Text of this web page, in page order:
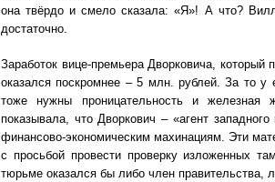
она твёрдо и смело сказала: «Я»! А что?
достаточно.
Заработок вице-премьера Дворковича,
оказался поскромнее – 5 млн. рублей. За то
тоже нужны проницательность и железная
показывала, что Дворкович – «агент
финансово-экономическим махинациям. Эти
с просьбой провести проверку изложенных
тюрьме оказался бы либо член правительства,